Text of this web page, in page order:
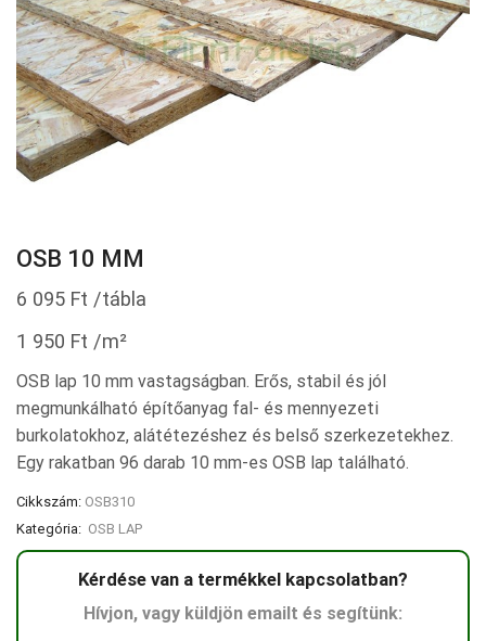
OSB 10 MM
6 095 Ft /tábla
1 950 Ft /m²
OSB lap 10 mm vastagságban. Erős, stabil és jól
megmunkálható építőanyag fal- és mennyezeti
burkolatokhoz, alátétezéshez és belső szerkezetekhez.
Egy rakatban 96 darab 10 mm-es OSB lap található.
Cikkszám: OSB310
Kategória: OSB LAP
Kérdése van a termékkel kapcsolatban?
Hívjon, vagy küldjön emailt és segítünk: